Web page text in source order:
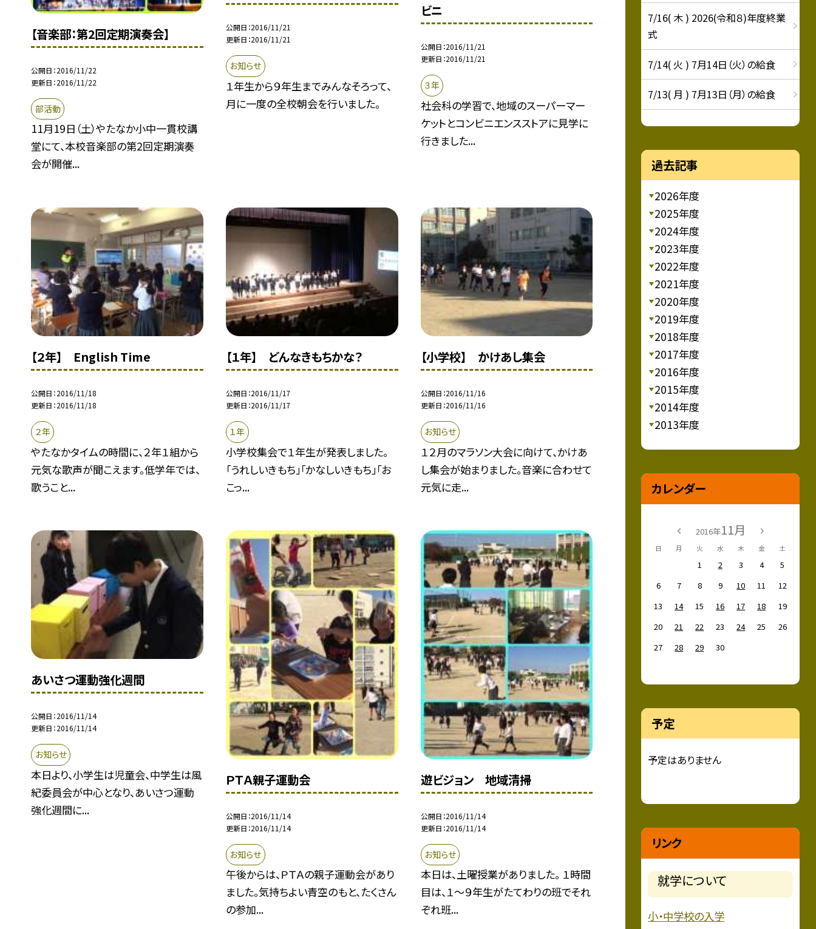
【音楽部：第2回定期演奏会】
公開日 2016/11/22
更新日 2016/11/22
部活動
11月19日（土）やたなか小中一貫校講
堂にて、本校音楽部の第2回定期演奏
会が開催...
公開日 2016/11/21
更新日 2016/11/21
お知らせ
１年生から９年生までみんなそろって、
月に一度の全校朝会を行いました。
ビニ
公開日 2016/11/21
更新日 2016/11/21
３年
社会科の学習で、地域のスーパーマー
ケットとコンビニエンスストアに見学に
行きました...
【２年】 English Time
公開日 2016/11/18
更新日 2016/11/18
２年
やたなかタイムの時間に、２年１組から
元気な歌声が聞こえます。低学年では、
歌うこと...
【１年】 どんなきもちかな？
公開日 2016/11/17
更新日 2016/11/17
１年
小学校集会で１年生が発表しました。
「うれしいきもち」「かなしいきもち」「お
こっ...
【小学校】 かけあし集会
公開日 2016/11/16
更新日 2016/11/16
お知らせ
１２月のマラソン大会に向けて、かけあ
し集会が始まりました。音楽に合わせて
元気に走...
あいさつ運動強化週間
公開日 2016/11/14
更新日 2016/11/14
お知らせ
本日より、小学生は児童会、中学生は風
紀委員会が中心となり、あいさつ運動
強化週間に...
ＰＴＡ親子運動会
公開日 2016/11/14
更新日 2016/11/14
お知らせ
午後からは、ＰＴＡの親子運動会があり
ました。気持ちよい青空のもと、たくさん
の参加...
遊ビジョン 地域清掃
公開日 2016/11/14
更新日 2016/11/14
お知らせ
本日は、土曜授業がありました。 １時間
目は、１〜９年生がたてわりの班でそれ
ぞれ班...
7/16( 木 ) 2026(令和８)年度終業
式
7/14( 火 ) 7月14日（火）の給食
7/13( 月 ) 7月13日（月）の給食
過去記事
2026年度
2025年度
2024年度
2023年度
2022年度
2021年度
2020年度
2019年度
2018年度
2017年度
2016年度
2015年度
2014年度
2013年度
カレンダー
2016年11月
日 月 火 水 木 金 土
1 2 3 4
5
6
7 8 9 10 11
12
13
14 15 16 17 18
19
20
21 22 23 24 25
26
27
28 29 30
予定
予定はありません
リンク
就学について
小・中学校の入学